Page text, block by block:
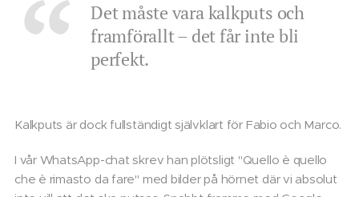
Det måste vara kalkputs och
framförallt – det får inte bli
perfekt.
Kalkputs är dock fullständigt självklart för Fabio och Marco.
I vår WhatsApp-chat skrev han plötsligt "Quello è quello
che è rimasto da fare" med bilder på hörnet där vi absolut